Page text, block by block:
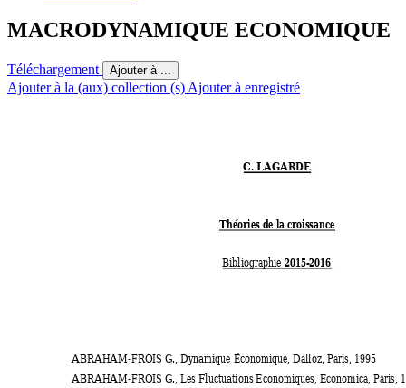
MACRODYNAMIQUE ECONOMIQUE
Téléchargement Ajouter à ...
Ajouter à la (aux) collection (s) Ajouter à enregistré
C. LAGARDE
Théories de la croissance
Bibliographie 2015-2016
ABRAHAM-FROIS G., Dynamique Économique, Dalloz, Paris, 1995
ABRAHAM-FROIS G., Les Fluctuations Economiques, Economica, Paris,